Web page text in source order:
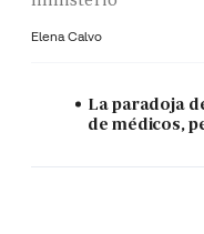
Elena Calvo
La paradoja
de médicos,